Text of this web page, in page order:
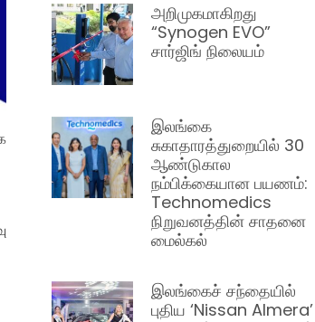
அறிமுகமாகிறது
“Synogen EVO”
சார்ஜிங் நிலையம்
இலங்கை
சுகாதாரத்துறையில் 30
ஆண்டுகால
நம்பிக்கையான பயணம்:
Technomedics
நிறுவனத்தின் சாதனை
மைல்கல்
இலங்கைச் சந்தையில்
புதிய ‘Nissan Almera’